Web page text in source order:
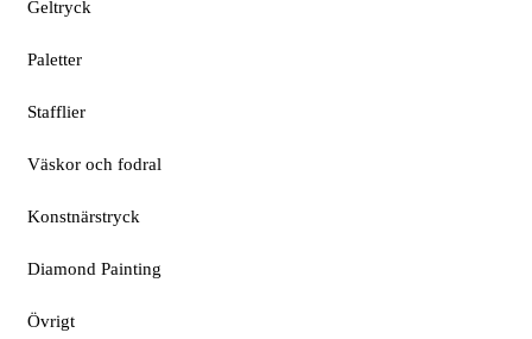
Geltryck
Paletter
Stafflier
Väskor och fodral
Konstnärstryck
Diamond Painting
Övrigt